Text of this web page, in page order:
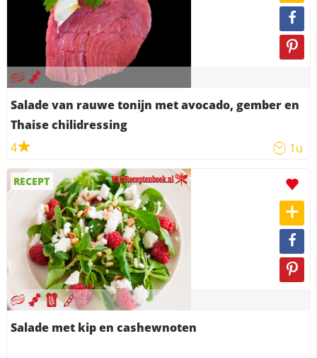
Salade van rauwe tonijn met avocado, gember en
Thaise chilidressing
4
1u
RECEPT
Salade met kip en cashewnoten